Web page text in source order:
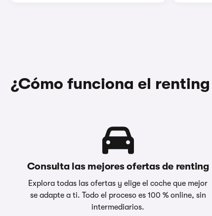
¿Cómo funciona el
Consulta las mejores ofertas de renting
Explora todas las ofertas y elige el coche que mejor
se adapte a ti. Todo el proceso es 100 % online, sin
intermediarios.